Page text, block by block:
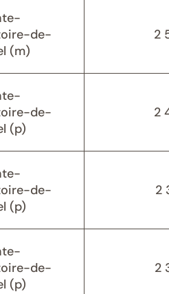
de-
(m)
2
de-
(p)
2
de-
(p)
2
de-
(p)
2